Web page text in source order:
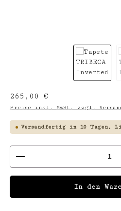
Regulärer Preis:
265,00 €
Preise inkl. MwSt. zzgl.
Versandfertig in 10 Tagen,
Produkt Anzahl: Gib
In den